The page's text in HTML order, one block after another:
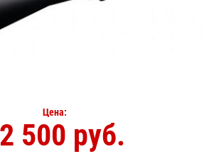
Цена:
500 руб.